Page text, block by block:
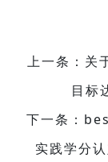
上一条：关
目标
下一条：
实践学分